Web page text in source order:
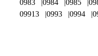
0983
0984 0985
09913
0993 0994